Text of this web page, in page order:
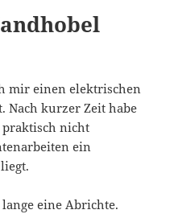
mir einen elektrischen
Nach kurzer Zeit habe
praktisch nicht
ein
eine Abrichte.